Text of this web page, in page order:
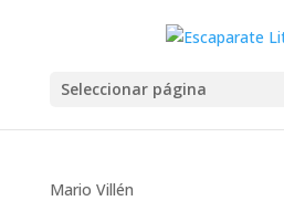
Seleccionar página
Mario Villén